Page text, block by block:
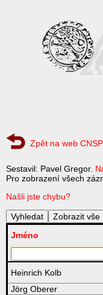
Zpět na web
Sestavil: Pavel Gregor.
Pro zobrazení všech
Našli jste chybu?
Jméno
Heinrich Kolb
Jörg Oberer